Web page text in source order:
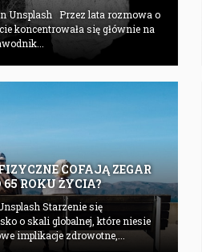
Unsplash Przez lata rozmowa o
koncentrowała się głównie na
COFAJĄ ZEGAR
ROKU ŻYCIA?
Starzenie się
o skali globalnej, które niesie
implikacje zdrowotne,...